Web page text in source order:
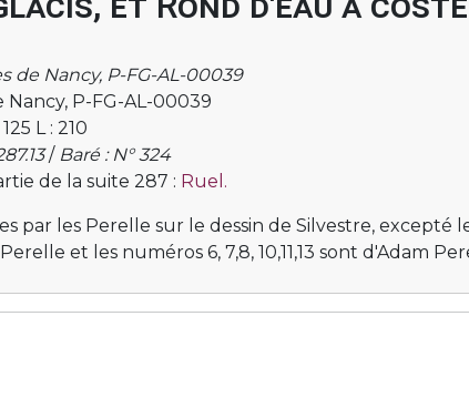
de Nancy, P-FG-AL-00039
P-FG-AL-00039
L : 210
/ Baré : N° 324
de la suite 287 : Ruel.
par les Perelle sur le dessin de Silvestre, excepté
et les numéros 6, 7,8, 10,11,13 sont d'Adam